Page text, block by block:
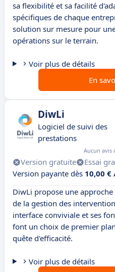
sa flexibilité et sa facilité
spécifiques de chaque
solution sur mesure pour
opérations sur le terrain.
Voir plus de détails
En
DiwLi
Logiciel de suivi des
prestations
Aucun avis
Version gratuite Essai
Version payante dès 10,00 €
DiwLi propose une
de la gestion des
interface conviviale et ses
font un choix de premier
quête d'efficacité.
Voir plus de détails